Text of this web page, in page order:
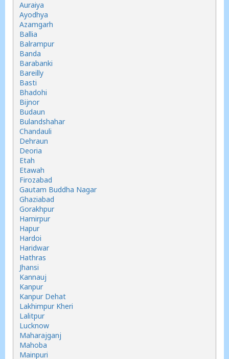
Auraiya
Ayodhya
Azamgarh
Ballia
Balrampur
Banda
Barabanki
Bareilly
Basti
Bhadohi
Bijnor
Budaun
Bulandshahar
Chandauli
Dehraun
Deoria
Etah
Etawah
Firozabad
Gautam Buddha Nagar
Ghaziabad
Gorakhpur
Hamirpur
Hapur
Hardoi
Haridwar
Hathras
Jhansi
Kannauj
Kanpur
Kanpur Dehat
Lakhimpur Kheri
Lalitpur
Lucknow
Maharajganj
Mahoba
Mainpuri